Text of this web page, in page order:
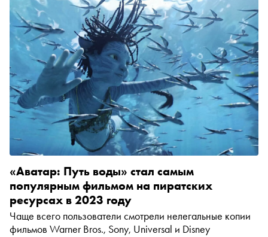
«Аватар: Путь воды» стал самым
популярным фильмом на пиратских
ресурсах в 2023 году
Чаще всего пользователи смотрели нелегальные копии
фильмов Warner Bros., Sony, Universal и Disney